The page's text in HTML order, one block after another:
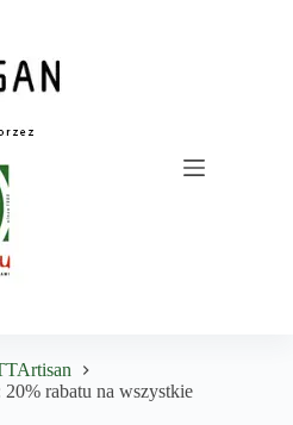
rabatu na wszystkie